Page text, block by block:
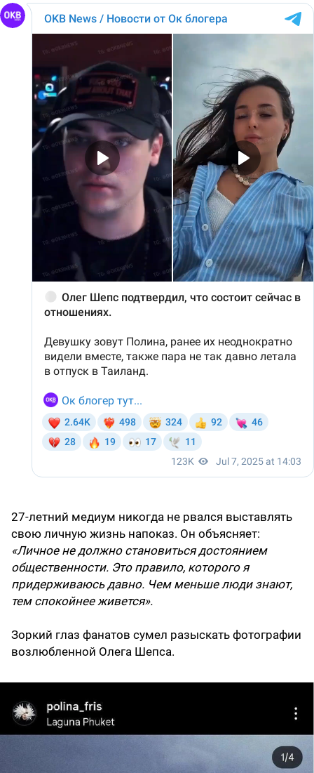
27-летний медиум никогда не рвался выставлять
свою личную жизнь напоказ. Он объясняет:
«Личное не должно становиться достоянием
общественности. Это правило, которого я
придерживаюсь давно. Чем меньше люди знают,
тем спокойнее живется».
Зоркий глаз фанатов сумел разыскать фотографии
возлюбленной Олега Шепса.